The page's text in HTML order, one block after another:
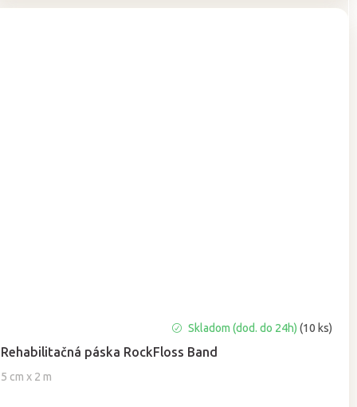
Rehabilitačná páska RockFloss Band
5 cm x 2 m
hodnotenie
produktu
je
Skladom (dod. do 24h)(10 ks)